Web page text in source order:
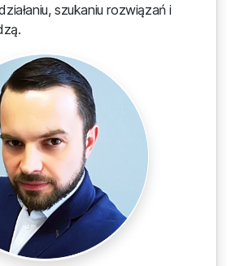
szukaniu rozwiązań i